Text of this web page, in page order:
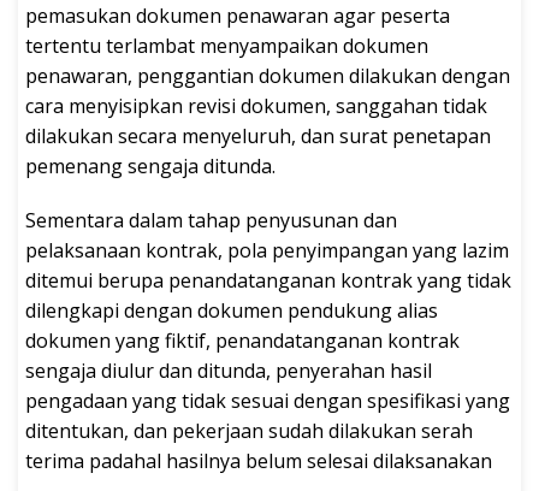
pemasukan dokumen penawaran agar peserta
tertentu terlambat menyampaikan dokumen
penawaran, penggantian dokumen dilakukan dengan
cara menyisipkan revisi dokumen, sanggahan tidak
dilakukan secara menyeluruh, dan surat penetapan
pemenang sengaja ditunda.
Sementara dalam tahap penyusunan dan
pelaksanaan kontrak, pola penyimpangan yang lazim
ditemui berupa penandatanganan kontrak yang tidak
dilengkapi dengan dokumen pendukung alias
dokumen yang fiktif, penandatanganan kontrak
sengaja diulur dan ditunda, penyerahan hasil
pengadaan yang tidak sesuai dengan spesifikasi yang
ditentukan, dan pekerjaan sudah dilakukan serah
terima padahal hasilnya belum selesai dilaksanakan